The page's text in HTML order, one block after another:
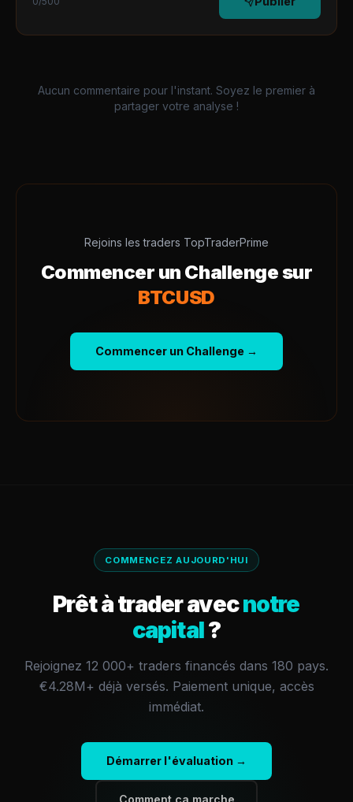
Aucun commentaire pour l'instant. Soyez le premier à
partager votre analyse !
Rejoins les traders TopTraderPrime
Commencer un Challenge sur
BTCUSD
Commencer un Challenge →
COMMENCEZ AUJOURD'HUI
Prêt à trader avecnotre
capital?
Rejoignez 12 000+ traders financés dans 180 pays.
€4.28M+ déjà versés. Paiement unique, accès
immédiat.
Démarrer l'évaluation →